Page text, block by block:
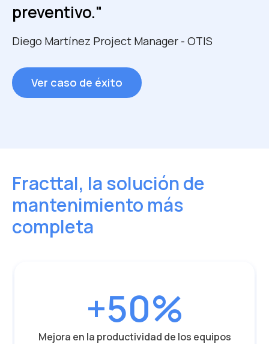
preventivo."
Diego Martínez Project Manager - OTIS
Ver caso de éxito
mantenimiento – Dipisa
Astivik
Fracttal, la solución de
mantenimiento más
completa
+50%
Mejora en la productividad de los equipos